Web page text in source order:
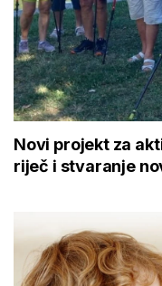
Novi projekt za
riječ i stvaranje